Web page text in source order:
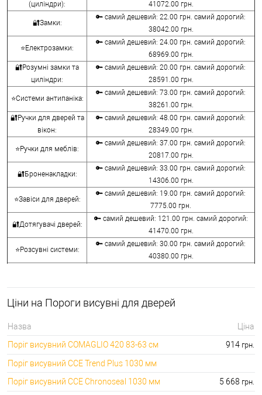
(циліндри):
41072.00 грн.
🔐Замки:
🔑 самий дешевий: 22.00 грн. самий дорогий:
38042.00 грн.
⭐Електрозамки:
🔑 самий дешевий: 24.00 грн. самий дорогий:
68969.00 грн.
🔐Розумні замки та
циліндри:
🔑 самий дешевий: 20.00 грн. самий дорогий:
28591.00 грн.
⭐Системи антипаніка:
🔑 самий дешевий: 73.00 грн. самий дорогий:
38261.00 грн.
🔐Ручки для дверей та
вікон:
🔑 самий дешевий: 48.00 грн. самий дорогий:
28349.00 грн.
⭐Ручки для меблів:
🔑 самий дешевий: 37.00 грн. самий дорогий:
20817.00 грн.
🔐Броненакладки:
🔑 самий дешевий: 33.00 грн. самий дорогий:
14306.00 грн.
⭐Завіси для дверей:
🔑 самий дешевий: 19.00 грн. самий дорогий:
7775.00 грн.
🔐Дотягувачі дверей:
🔑 самий дешевий: 121.00 грн. самий дорогий:
41470.00 грн.
⭐Розсувні системи:
🔑 самий дешевий: 30.00 грн. самий дорогий:
40380.00 грн.
⭐Сейфи:
396000.00 грн.
🔐Домофони:
⭐Сигналізація AJAX:
🔑 самий дешевий: грн. самий дорогий: грн.
Ціни на Пороги висувні для дверей
Назва
Ціна
Поріг висувний COMAGLIO 420 83-63 см
914 грн.
Поріг висувний CCE Trend Plus 1030 мм
Поріг висувний CCE Chronoseal 1030 мм
5 668 грн.